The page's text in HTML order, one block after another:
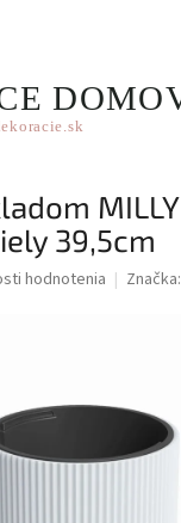
MILLY
39,5cm
hodnotenia Značka: